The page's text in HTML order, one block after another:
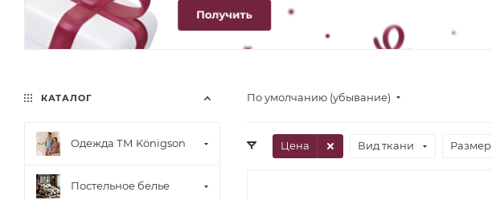
По умолчанию (убывание)
Цена Вид ткани Размер
КАТАЛОГ
Одежда ТМ Königson
Постельное белье